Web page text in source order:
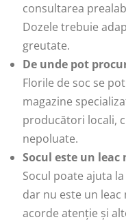
consultarea
Dozele trebuie
greutate.
De unde pot
Florile de soc se
magazine
producători locali,
nepoluate.
Socul este un
Socul poate ajuta
dar nu este un
acorde atenție și